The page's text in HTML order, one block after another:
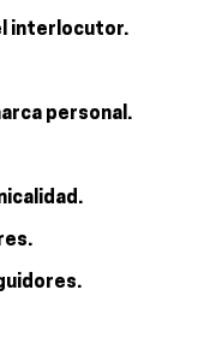
interlocutor.
personal.